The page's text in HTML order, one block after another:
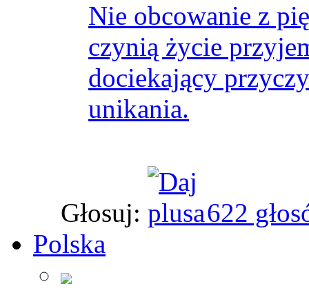
Nie obcowanie z
czynią życie
dociekający
unikania.
Głosuj:
622
Polska